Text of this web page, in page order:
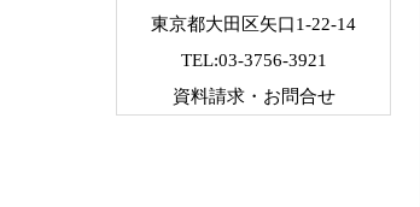
東京都大田区矢口1-22-14
TEL:03-3756-3921
資料請求・お問合せ